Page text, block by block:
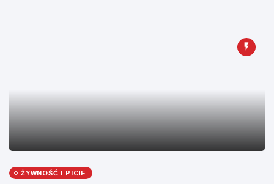
ŻYWNOŚĆ I PICIE